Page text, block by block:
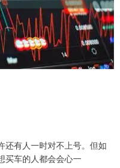
还有人一时对不上号。但如
买车的人都会会心一